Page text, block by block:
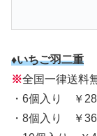
♦いちご羽二重
※全国一律送料
・6個入り ￥
・8個入り ￥